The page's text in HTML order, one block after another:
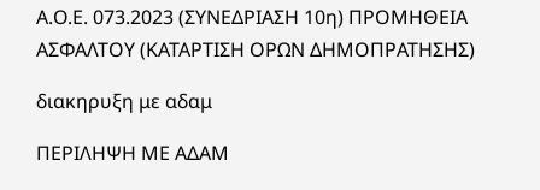
Α.O.Ε. 073.2023 (ΣΥΝΕΔΡΙΑΣΗ 10η) ΠΡΟΜΗΘΕΙΑ
ΑΣΦΑΛΤΟΥ (ΚΑΤΑΡΤΙΣΗ ΟΡΩΝ ΔΗΜΟΠΡΑΤΗΣΗΣ)
διακηρυξη με αδαμ
ΠΕΡΙΛΗΨΗ ΜΕ ΑΔΑΜ